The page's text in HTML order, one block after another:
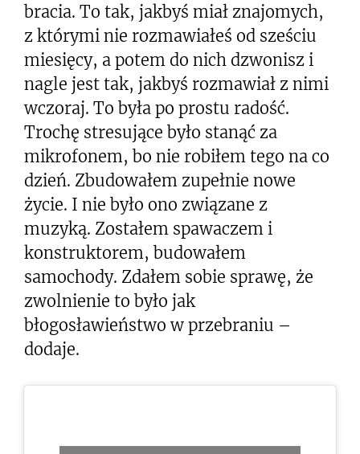
bracia. To tak, jakbyś miał znajomych,
z którymi nie rozmawiałeś od sześciu
miesięcy, a potem do nich dzwonisz i
nagle jest tak, jakbyś rozmawiał z nimi
wczoraj. To była po prostu radość.
Trochę stresujące było stanąć za
mikrofonem, bo nie robiłem tego na co
dzień. Zbudowałem zupełnie nowe
życie. I nie było ono związane z
muzyką. Zostałem spawaczem i
konstruktorem, budowałem
samochody. Zdałem sobie sprawę, że
zwolnienie to było jak
błogosławieństwo w przebraniu –
dodaje.